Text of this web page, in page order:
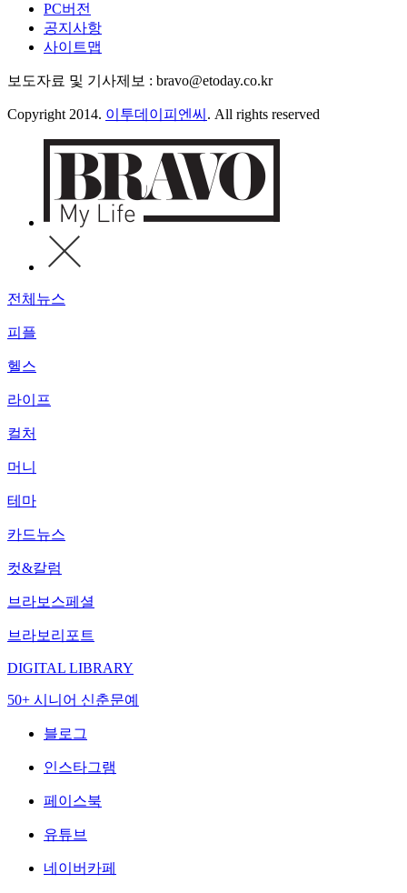
PC버전
공지사항
사이트맵
보도자료 및 기사제보 : bravo@etoday.co.kr
Copyright 2014. 이투데이피엔씨 . All rights reserved
전체뉴스
피플
헬스
라이프
컬처
머니
테마
카드뉴스
컷&칼럼
브라보스페셜
브라보리포트
DIGITAL LIBRARY
50+ 시니어 신춘문예
블로그
인스타그램
페이스북
유튜브
네이버카페